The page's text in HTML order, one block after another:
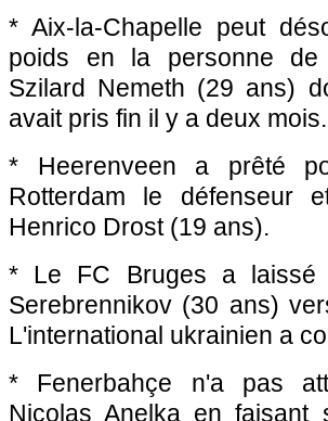
* Aix-la-Chapelle peut
poids en la personne de
Szilard Nemeth (29 ans)
avait pris fin il y a deux mois.
* Heerenveen a prêté
Rotterdam le défenseur
Henrico Drost (19 ans).
* Le FC Bruges a laissé
Serebrennikov (30 ans)
L'international ukrainien a
* Fenerbahçe n'a pas
Nicolas Anelka en faisant